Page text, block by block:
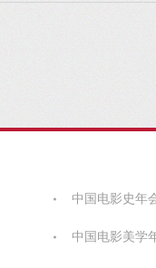
中国电影史年
中国电影美学